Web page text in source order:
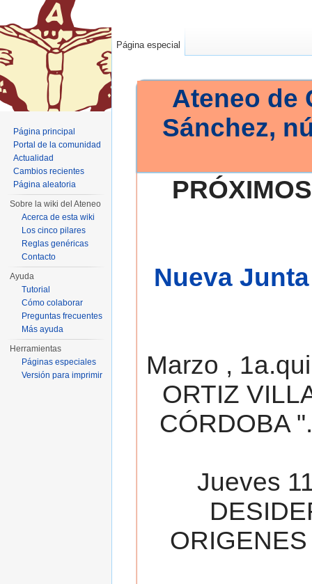
Ateneo de
Sánchez,
Nueva
Marzo ,
ORTIZ
CÓRDOBA
Jueves
Página especial
Página principal
Portal de la comunidad
Actualidad
Cambios recientes
Página aleatoria
Sobre la wiki del Ateneo
Acerca de esta wiki
Los cinco pilares
Reglas genéricas
Contacto
Ayuda
Tutorial
Cómo colaborar
Preguntas frecuentes
Más ayuda
Herramientas
Páginas especiales
Versión para imprimir